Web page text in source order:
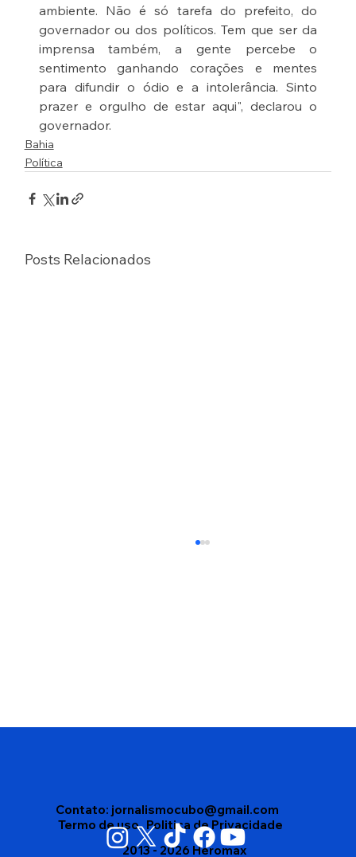
ambiente. Não é só tarefa do prefeito, do
governador ou dos políticos. Tem que ser da
imprensa também, a gente percebe o
sentimento ganhando corações e mentes
para difundir o ódio e a intolerância. Sinto
prazer e orgulho de estar aqui", declarou o
governador.
Bahia
Política
Posts Relacionados
Disputa interna no Democracia Cristã
Contato: jornalismocubo@gmail.com
Termo de uso Politica de Privacidade
2013 - 2026 Heromax